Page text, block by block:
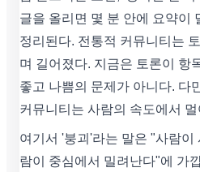
글을 올리면 몇 분 안에 요약이
정리된다. 전통적 커뮤니티는
며 길어졌다. 지금은 토론이 항
좋고 나쁨의 문제가 아니다. 다
커뮤니티는 사람의 속도에서 멀
여기서 '붕괴'라는 말은 "사람이
람이 중심에서 밀려난다"에 가